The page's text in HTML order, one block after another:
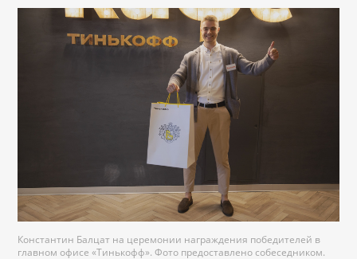
Константин Балцат на церемонии награждения победителей в
главном офисе «Тинькофф». Фото предоставлено собеседником.